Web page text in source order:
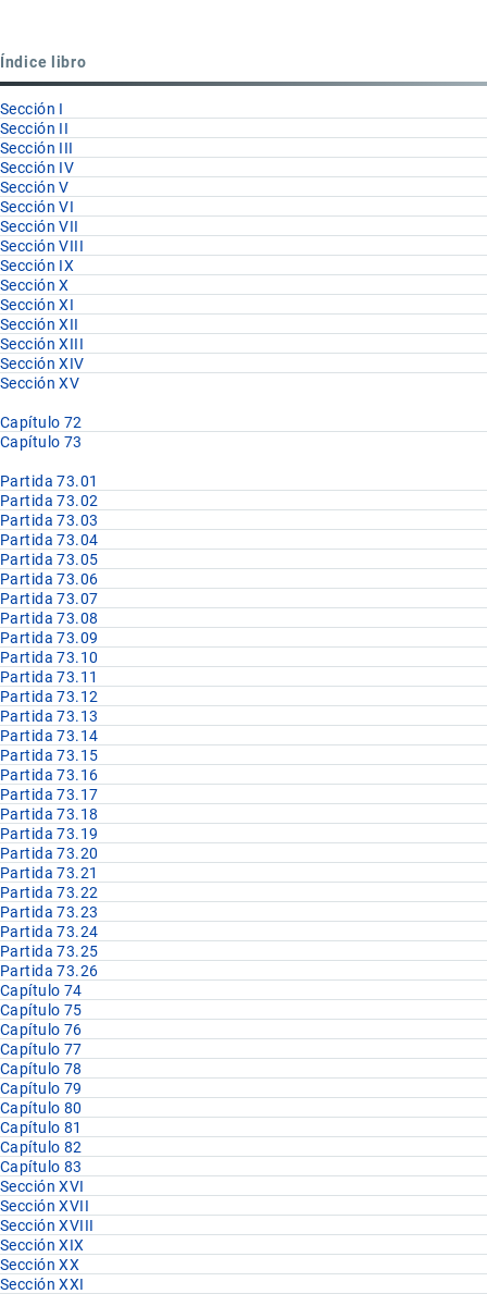
73.11
Índice libro
Sección I
Sección II
Sección III
Sección IV
Sección V
Sección VI
Sección VII
Sección VIII
Sección IX
Sección X
Sección XI
Sección XII
Sección XIII
Sección XIV
Sección XV
Capítulo 72
Capítulo 73
Partida 73.01
Partida 73.02
Partida 73.03
Partida 73.04
Partida 73.05
Partida 73.06
Partida 73.07
Partida 73.08
Partida 73.09
Partida 73.10
Partida 73.11
Partida 73.12
Partida 73.13
Partida 73.14
Partida 73.15
Partida 73.16
Partida 73.17
Partida 73.18
Partida 73.19
Partida 73.20
Partida 73.21
Partida 73.22
Partida 73.23
Partida 73.24
Partida 73.25
Partida 73.26
Capítulo 74
Capítulo 75
Capítulo 76
Capítulo 77
Capítulo 78
Capítulo 79
Capítulo 80
Capítulo 81
Capítulo 82
Capítulo 83
Sección XVI
Sección XVII
Sección XVIII
Sección XIX
Sección XX
Sección XXI